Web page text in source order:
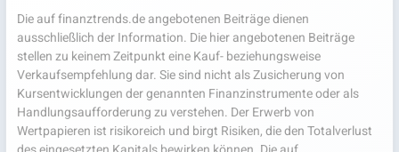
Die auf finanztrends.de angebotenen Beiträge dienen
ausschließlich der Information. Die hier angebotenen Beiträge
stellen zu keinem Zeitpunkt eine Kauf- beziehungsweise
Verkaufsempfehlung dar. Sie sind nicht als Zusicherung von
Kursentwicklungen der genannten Finanzinstrumente oder als
Handlungsaufforderung zu verstehen. Der Erwerb von
Wertpapieren ist risikoreich und birgt Risiken, die den Totalverlust